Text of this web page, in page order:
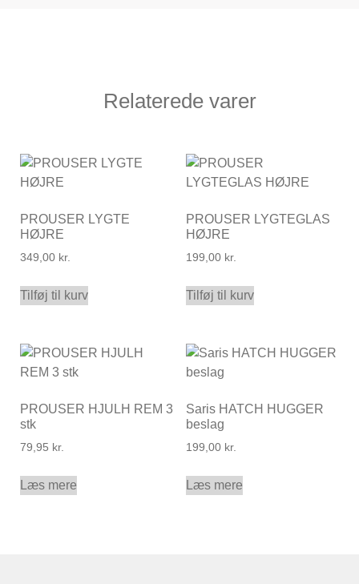
Relaterede varer
PROUSER LYGTE
HØJRE
349,00 kr.
Tilføj til kurv
PROUSER LYGTEGLAS
HØJRE
199,00 kr.
Tilføj til kurv
PROUSER HJULH REM 3
stk
79,95 kr.
Læs mere
Saris HATCH HUGGER
beslag
199,00 kr.
Læs mere